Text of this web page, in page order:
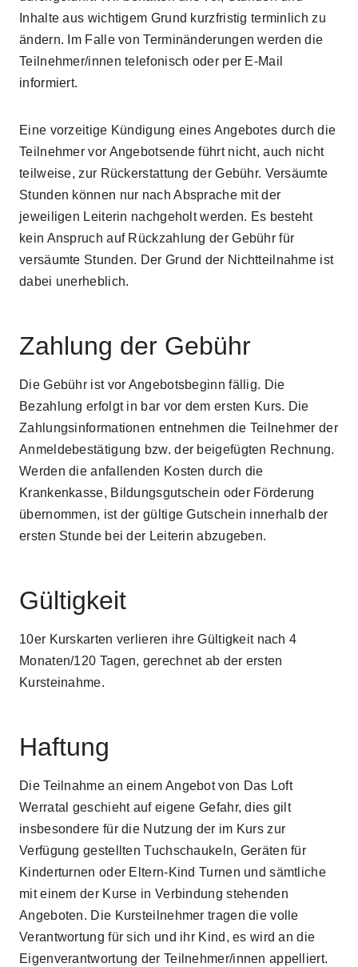
Inhalte aus wichtigem Grund kurzfristig terminlich zu
ändern. Im Falle von Terminänderungen werden die
Teilnehmer/innen telefonisch oder per E-Mail
informiert.
Eine vorzeitige Kündigung eines Angebotes durch die
Teilnehmer vor Angebotsende führt nicht, auch nicht
teilweise, zur Rückerstattung der Gebühr. Versäumte
Stunden können nur nach Absprache mit der
jeweiligen Leiterin nachgeholt werden. Es besteht
kein Anspruch auf Rückzahlung der Gebühr für
versäumte Stunden. Der Grund der Nichtteilnahme ist
dabei unerheblich.
Zahlung der Gebühr
Die Gebühr ist vor Angebotsbeginn fällig. Die
Bezahlung erfolgt in bar vor dem ersten Kurs. Die
Zahlungsinformationen entnehmen die Teilnehmer der
Anmeldebestätigung bzw. der beigefügten Rechnung.
Werden die anfallenden Kosten durch die
Krankenkasse, Bildungsgutschein oder Förderung
übernommen, ist der gültige Gutschein innerhalb der
ersten Stunde bei der Leiterin abzugeben.
Gültigkeit
10er Kurskarten verlieren ihre Gültigkeit nach 4
Monaten/120 Tagen, gerechnet ab der ersten
Kursteinahme.
Haftung
Die Teilnahme an einem Angebot von Das Loft
Werratal geschieht auf eigene Gefahr, dies gilt
insbesondere für die Nutzung der im Kurs zur
Verfügung gestellten Tuchschaukeln, Geräten für
Kinderturnen oder Eltern-Kind Turnen und sämtliche
mit einem der Kurse in Verbindung stehenden
Angeboten. Die Kursteilnehmer tragen die volle
Verantwortung für sich und ihr Kind, es wird an die
Eigenverantwortung der Teilnehmer/innen appelliert.